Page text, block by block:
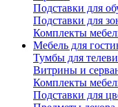
Подставки для
Подставки для
Комплекты
Мебель для
Тумбы для
Витрины и
Комплекты
Подставки для